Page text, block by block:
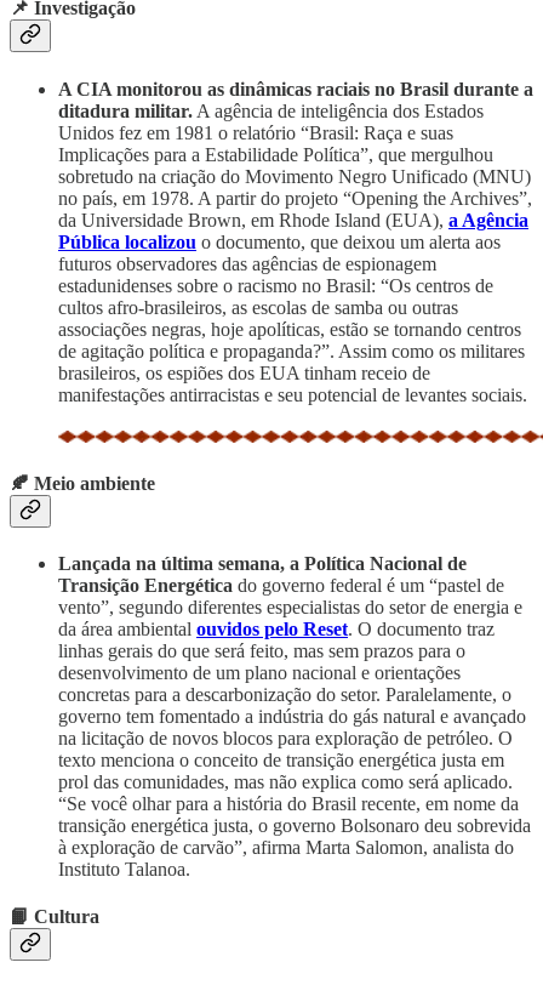
📌 Investigação
A CIA monitorou as dinâmicas raciais no Brasil durante a
ditadura militar. A agência de inteligência dos Estados
Unidos fez em 1981 o relatório “Brasil: Raça e suas
Implicações para a Estabilidade Política”, que mergulhou
sobretudo na criação do Movimento Negro Unificado (MNU)
no país, em 1978. A partir do projeto “Opening the Archives”,
da Universidade Brown, em Rhode Island (EUA), a Agência
Pública localizou o documento, que deixou um alerta aos
futuros observadores das agências de espionagem
estadunidenses sobre o racismo no Brasil: “Os centros de
cultos afro-brasileiros, as escolas de samba ou outras
associações negras, hoje apolíticas, estão se tornando centros
de agitação política e propaganda?”. Assim como os militares
brasileiros, os espiões dos EUA tinham receio de
manifestações antirracistas e seu potencial de levantes sociais.
🍂 Meio ambiente
Lançada na última semana, a Política Nacional de
Transição Energética do governo federal é um “pastel de
vento”, segundo diferentes especialistas do setor de energia e
da área ambiental ouvidos pelo Reset. O documento traz
linhas gerais do que será feito, mas sem prazos para o
desenvolvimento de um plano nacional e orientações
concretas para a descarbonização do setor. Paralelamente, o
governo tem fomentado a indústria do gás natural e avançado
na licitação de novos blocos para exploração de petróleo. O
texto menciona o conceito de transição energética justa em
prol das comunidades, mas não explica como será aplicado.
“Se você olhar para a história do Brasil recente, em nome da
transição energética justa, o governo Bolsonaro deu sobrevida
à exploração de carvão”, afirma Marta Salomon, analista do
Instituto Talanoa.
📙 Cultura